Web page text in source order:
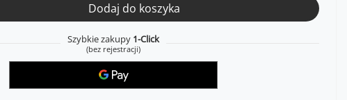
Dodaj do koszyka
Szybkie zakupy 1-Click
(bez rejestracji)